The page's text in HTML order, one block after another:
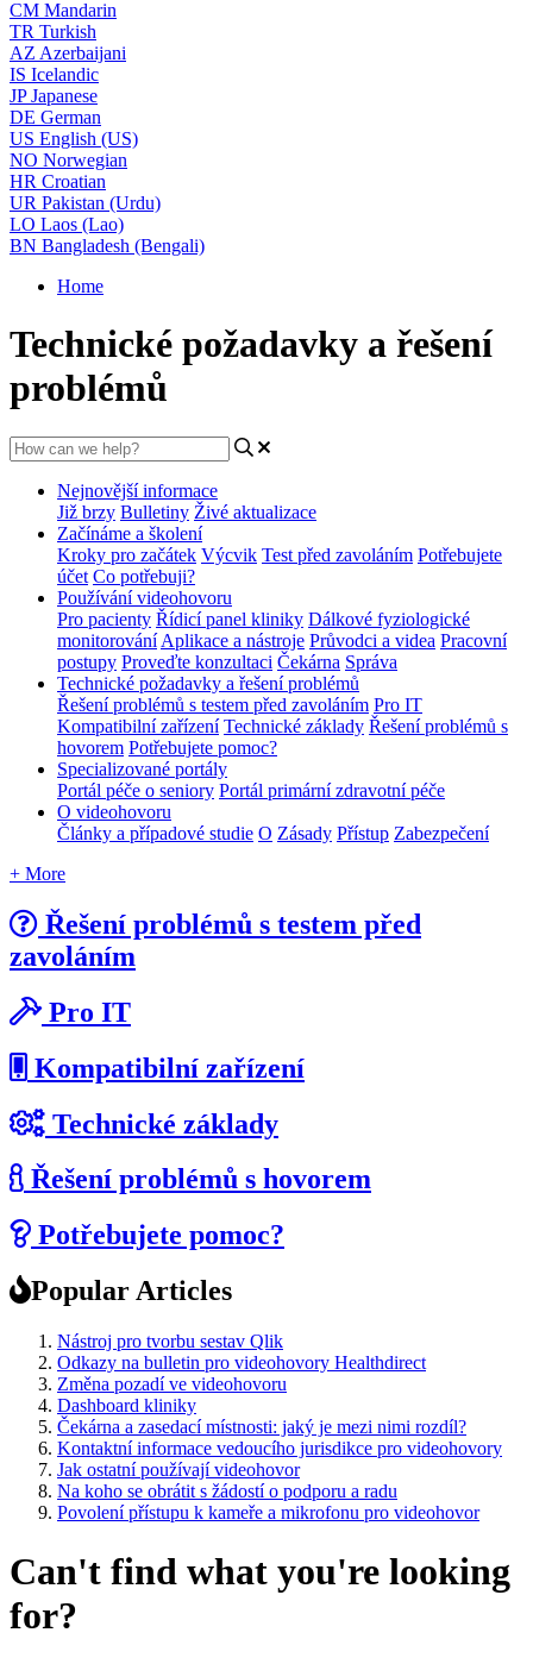
CM Mandarin
TR Turkish
AZ Azerbaijani
IS Icelandic
JPJapanese
DE German
US English (US)
NO Norwegian
HR Croatian
UR Pakistan (Urdu)
LO Laos (Lao)
BN Bangladesh (Bengali)
Home
Technické požadavky a řešení
problémů
Nejnovější informace
Již brzy Bulletiny Živé aktualizace
Začínáme a školení
Kroky pro začátek Výcvik Test před zavoláním Potřebujete
účet Co potřebuji?
Používání videohovoru
Pro pacienty Řídicí panel kliniky Dálkové fyziologické
monitorování Aplikace a nástroje Průvodci a videa Pracovní
postupy Proveďte konzultaci Čekárna Správa
Technické požadavky a řešení problémů
Řešení problémů s testem před zavoláním Pro IT
Kompatibilní zařízení Technické základy Řešení problémů s
hovorem Potřebujete pomoc?
Specializované portály
Portál péče o seniory Portál primární zdravotní péče
O videohovoru
Články a případové studie O Zásady Přístup Zabezpečení
+ More
Řešení problémů s testem před
zavoláním
Pro IT
Kompatibilní zařízení
Technické základy
Řešení problémů s hovorem
Potřebujete pomoc?
Popular Articles
Nástroj pro tvorbu sestav Qlik
Odkazy na bulletin pro videohovory Healthdirect
Změna pozadí ve videohovoru
Dashboard kliniky
Čekárna a zasedací místnosti: jaký je mezi nimi rozdíl?
Kontaktní informace vedoucího jurisdikce pro videohovory
Jak ostatní používají videohovor
Na koho se obrátit s žádostí o podporu a radu
Povolení přístupu k kameře a mikrofonu pro videohovor
Can't find what you're looking
for?